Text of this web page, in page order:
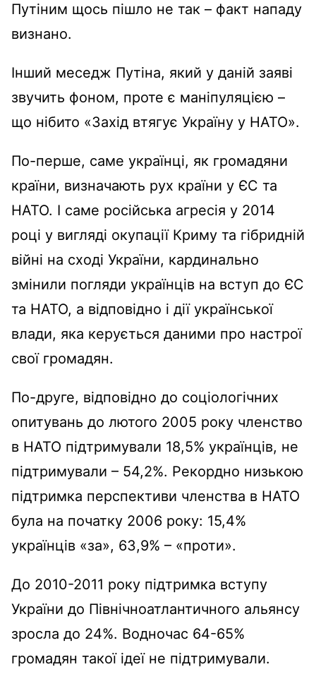
Путіним щось пішло не так – факт нападу
визнано.
Інший меседж Путіна, який у даній заяві
звучить фоном, проте є маніпуляцією –
що нібито «Захід втягує Україну у НАТО».
По-перше, саме українці, як громадяни
країни, визначають рух країни у ЄС та
НАТО. І саме російська агресія у 2014
році у вигляді окупації Криму та гібридній
війні на сході України, кардинально
змінили погляди українців на вступ до ЄС
та НАТО, а відповідно і дії української
влади, яка керується даними про настрої
свої громадян.
По-друге, відповідно до соціологічних
опитувань до лютого 2005 року членство
в НАТО підтримували 18,5% українців, не
підтримували – 54,2%. Рекордно низькою
підтримка перспективи членства в НАТО
була на початку 2006 року: 15,4%
українців «за», 63,9% – «проти».
До 2010-2011 року підтримка вступу
України до Північноатлантичного альянсу
зросла до 24%. Водночас 64-65%
громадян такої ідеї не підтримували.